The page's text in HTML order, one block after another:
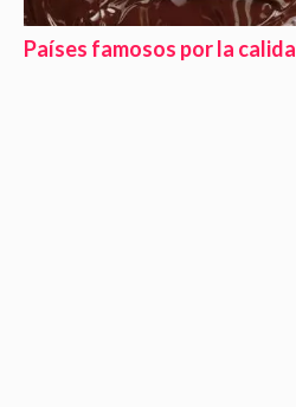
Países famosos por la